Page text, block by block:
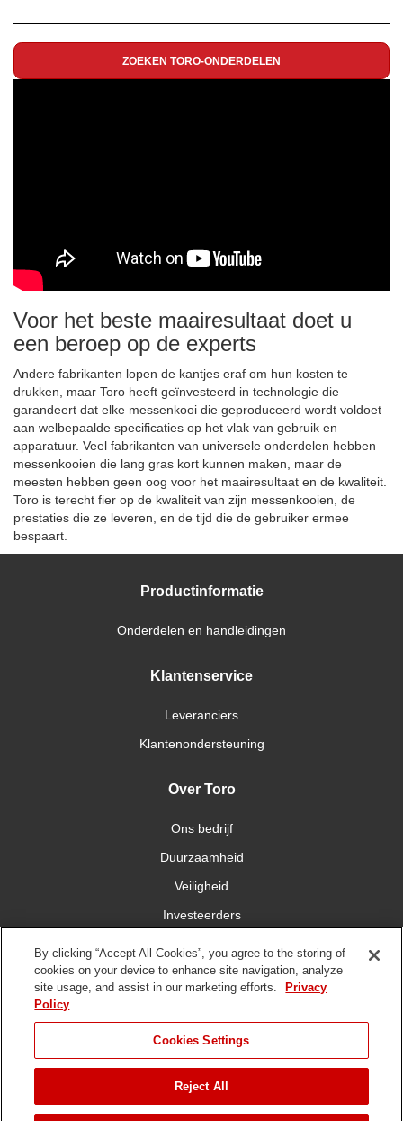
ZOEKEN TORO-ONDERDELEN
Voor het beste maairesultaat doet u
een beroep op de experts
Andere fabrikanten lopen de kantjes eraf om hun kosten te
drukken, maar Toro heeft geïnvesteerd in technologie die
garandeert dat elke messenkooi die geproduceerd wordt voldoet
aan welbepaalde specificaties op het vlak van gebruik en
apparatuur. Veel fabrikanten van universele onderdelen hebben
messenkooien die lang gras kort kunnen maken, maar de
meesten hebben geen oog voor het maairesultaat en de kwaliteit.
Toro is terecht fier op de kwaliteit van zijn messenkooien, de
prestaties die ze leveren, en de tijd die de gebruiker ermee
bespaart.
Productinformatie
Onderdelen en handleidingen
Klantenservice
Leveranciers
Klantenondersteuning
Over Toro
Ons bedrijf
Duurzaamheid
Veiligheid
Investeerders
Maak contact met ons
Gebruiksvoorwaarden Privacybeleid DMCA/Copyrightbeleid
By clicking “Accept All Cookies”, you agree to the storing of
cookies on your device to enhance site navigation, analyze
site usage, and assist in our marketing efforts.
Privacy
Policy
Cookies Settings
Reject All